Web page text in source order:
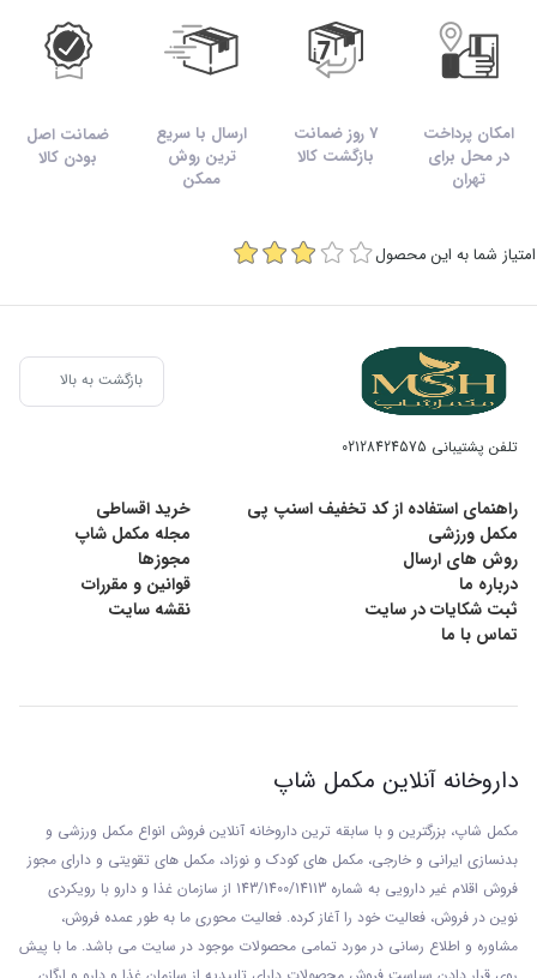
جدول ارزش غذایی محصول
10 mg
Vitamin E
50 mg
Magnesium
30
25
Chromium
شربت مولتی ویتامین ویواکیدز مکملی برای کودکان
رشد مهم هستند، تامین می کند. این فرمولاسیون از
سلامت چشم حمایت می کند و ویتامین ها و آنتی
اکسیدان ها را برای تقویت عملکرد سیستم ایمنی قوی
فراهم می کند.
امکان پرداخت
در محل برای
تهران
7 روز ضمانت
بازگشت کالا
ارسال با سریع
ترین روش
ممکن
ضمانت اصل
بودن کالا
امتیاز شما به این محصول
بازگشت به بالا
تلفن پشتیبانی 02128424575
راهنمای استفاده از کد تخفیف اسنپ پی
خرید اقساطی
مکمل ورزشی
مجله مکمل شاپ
روش های ارسال
مجوزها
درباره ما
قوانین و مقررات
ثبت شکایات در سایت
نقشه سایت
تماس با ما
داروخانه آنلاین مکمل شاپ
مکمل شاپ، بزرگترین و با سابقه ترین داروخانه آنلاین فروش انواع مکمل ورزشی و
بدنسازی ایرانی و خارجی، مکمل های کودک و نوزاد، مکمل های تقویتی و دارای مجوز
فروش اقلام غیر دارویی به شماره 143/1400/14113 از
سازمان غذا و دارو با رويکردی
نوين در فروش، فعاليت خود را آغاز کرده. فعاليت محوری ما به طور عمده فروش،
مشاوره و اطلاع رسانی در مورد تمامی محصولات موجود در سایت می باشد. ما با پيش